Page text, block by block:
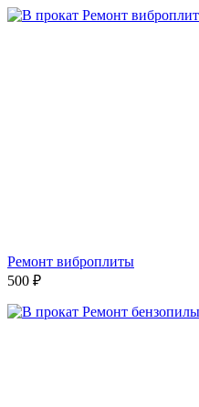
Ремонт виброплиты
500 ₽